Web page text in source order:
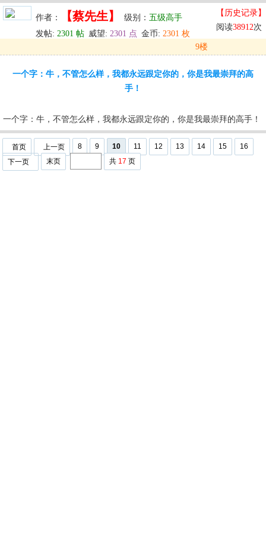
作者： 【蔡先生】 级别： 五级高手
发帖: 2301 帖 威望: 2301 点 金币: 2301 枚
【历史记录】
阅读38912次
9楼
回复 u 编辑 u
一个字：牛，不管怎么样，我都永远跟定你的，你是我最崇拜的高
手！
一个字：牛，不管怎么样，我都永远跟定你的，你是我最崇拜的高手！
首页 上一页 8 9 10 11 12 13 14 15
16
下一页
末页 共 17 页